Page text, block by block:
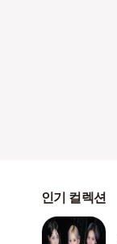
인기 컬렉션